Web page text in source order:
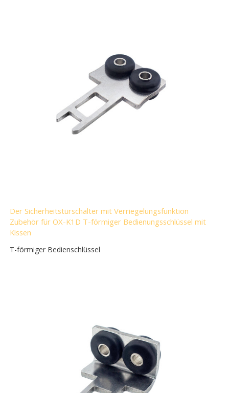
Der Sicherheitstürschalter mit Verriegelungsfunktion
Zubehör für OX-K1D T-förmiger Bedienungsschlüssel mit
Kissen
T-förmiger Bedienschlüssel